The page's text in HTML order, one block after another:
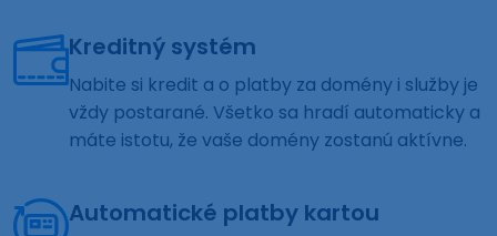
Kreditný systém
Nabite si kredit a o platby za domény i služby je
vždy postarané. Všetko sa hradí automaticky a
máte istotu, že vaše domény zostanú aktívne.
Automatické platby kartou